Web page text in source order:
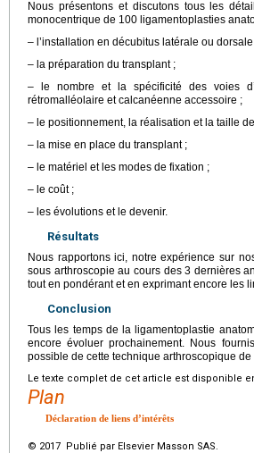
Nous présentons et discutons tous les
monocentrique de 100 ligamentoplasties
– l’installation en décubitus latérale ou
– la préparation du transplant ;
– le nombre et la spécificité des voies
rétromalléolaire et calcanéenne accessoire ;
– le positionnement, la réalisation et la taille
– la mise en place du transplant ;
– le matériel et les modes de fixation ;
– le coût ;
– les évolutions et le devenir.
Résultats
Nous rapportons ici, notre expérience sur
sous arthroscopie au cours des 3 dernières
tout en pondérant et en exprimant encore les
Conclusion
Tous les temps de la ligamentoplastie
encore évoluer prochainement. Nous
possible de cette technique arthroscopique
Le texte complet de cet article est disponible
Plan
Déclaration de liens d’intérêts
© 2017 Publié par Elsevier Masson SAS.